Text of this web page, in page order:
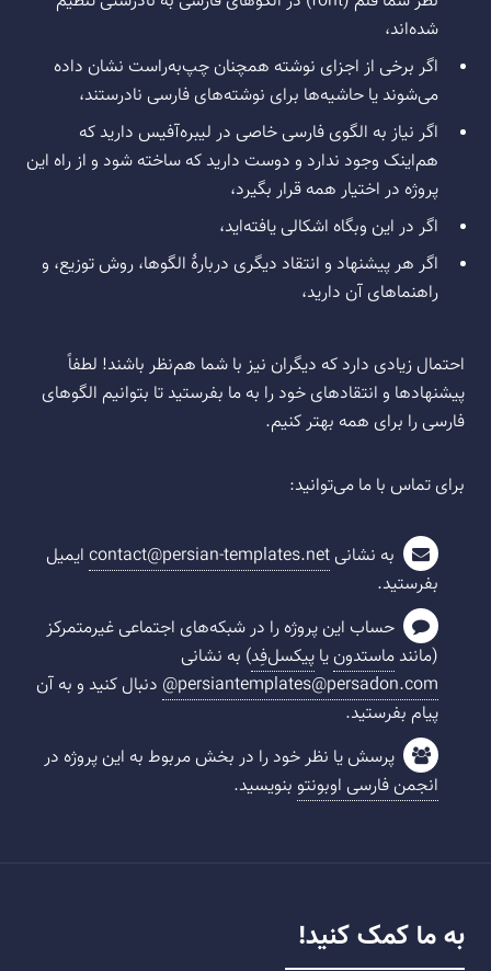
شده‌اند،
اگر برخی از اجزای نوشته همچنان چپ‌به‌راست نشان داده
می‌شوند یا حاشیه‌ها برای نوشته‌های فارسی نادرستند،
اگر نیاز به الگوی فارسی خاصی در لیبره‌آفیس دارید که
هم‌اینک وجود ندارد و دوست دارید که ساخته شود و از راه این
پروژه در اختیار همه قرار بگیرد،
اگر در این وبگاه اشکالی یافته‌اید،
اگر هر پیشنهاد و انتقاد دیگری دربارهٔ الگوها، روش توزیع، و
راهنماهای آن دارید،
احتمال زیادی دارد که دیگران نیز با شما هم‌نظر باشند! لطفاً
پیشنهادها و انتقادهای خود را به ما بفرستید تا بتوانیم الگوهای
فارسی را برای همه بهتر کنیم.
برای تماس با ما می‌توانید:
به نشانی contact@persian-templates.net ایمیل
بفرستید.
حساب این پروژه را در شبکه‌های اجتماعی غیرمتمرکز
(مانند ماستدون یا پیکسل‌فِد) به نشانی
‪@persiantemplates@persadon.com‬ دنبال کنید و به آن
پیام بفرستید.
پرسش یا نظر خود را در بخش مربوط به این پروژه در
انجمن فارسی اوبونتو بنویسید.
به ما کمک کنید!